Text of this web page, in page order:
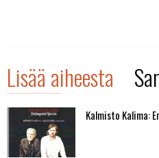
Lisää aiheesta
Kalmisto Kalima: